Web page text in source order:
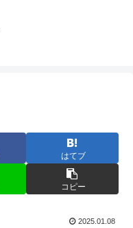
はてブ
コピー
2025.01.08